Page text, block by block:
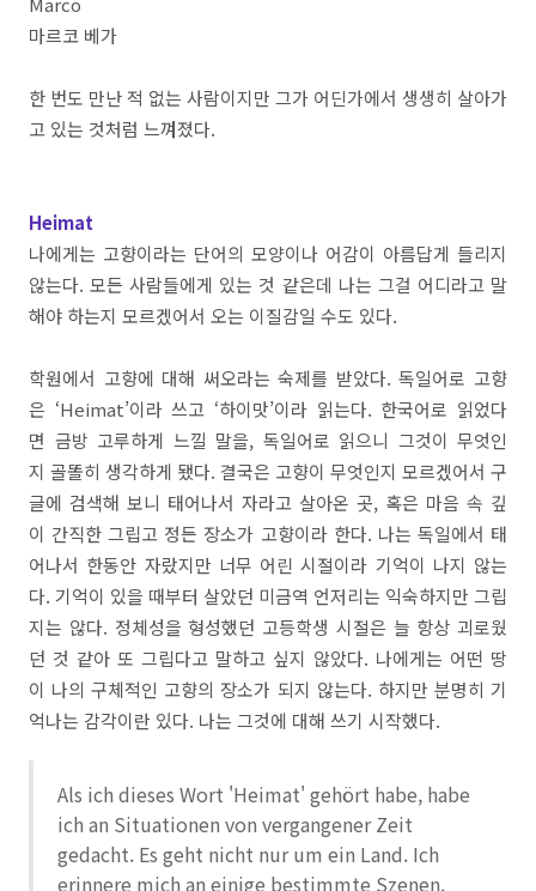
마르코 베가
한 번도 만난 적 없는 사람이지만 그가 어딘가에서 생생히 살아가
고 있는 것처럼 느껴졌다.
Heimat
나에게는 고향이라는 단어의 모양이나 어감이 아름답게 들리지
않는다. 모든 사람들에게 있는 것 같은데 나는 그걸 어디라고 말
해야 하는지 모르겠어서 오는 이질감일 수도 있다.
학원에서 고향에 대해 써오라는 숙제를 받았다. 독일어로 고향
은 ‘Heimat’이라 쓰고 ‘하이맛’이라 읽는다. 한국어로 읽었다
면 금방 고루하게 느낄 말을, 독일어로 읽으니 그것이 무엇인
지 골똘히 생각하게 됐다. 결국은 고향이 무엇인지 모르겠어서 구
글에 검색해 보니 태어나서 자라고 살아온 곳, 혹은 마음 속 깊
이 간직한 그립고 정든 장소가 고향이라 한다. 나는 독일에서 태
어나서 한동안 자랐지만 너무 어린 시절이라 기억이 나지 않는
다. 기억이 있을 때부터 살았던 미금역 언저리는 익숙하지만 그립
지는 않다. 정체성을 형성했던 고등학생 시절은 늘 항상 괴로웠
던 것 같아 또 그립다고 말하고 싶지 않았다. 나에게는 어떤 땅
이 나의 구체적인 고향의 장소가 되지 않는다. 하지만 분명히 기
억나는 감각이란 있다. 나는 그것에 대해 쓰기 시작했다.
Als ich dieses Wort 'Heimat' gehört habe, habe
ich an Situationen von vergangener Zeit
gedacht. Es geht nicht nur um ein Land. Ich
erinnere mich an einige bestimmte Szenen.